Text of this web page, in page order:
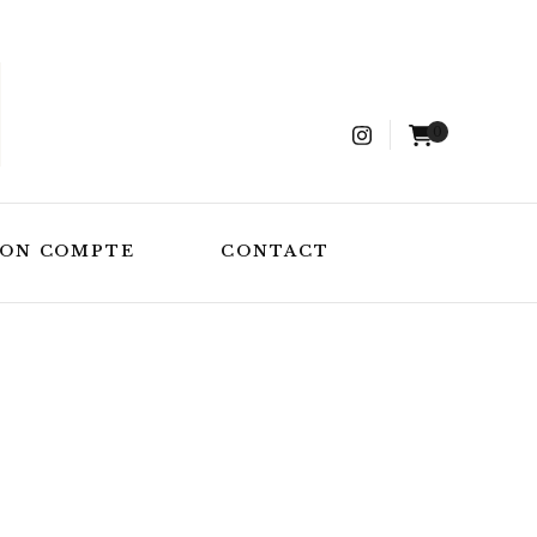
COMPTE CONTACT